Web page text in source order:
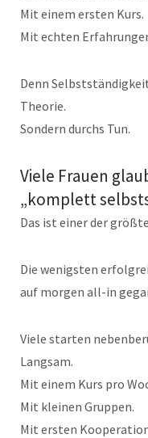
Mit einem ersten Kurs.
Mit echten
Denn
Theorie.
Sondern durchs Tun.
Viele Frauen
„komplett
Das ist einer der
Die wenigsten
auf morgen all-in
Viele starten
Langsam.
Mit einem Kurs pro
Mit kleinen Gruppen.
Mit ersten